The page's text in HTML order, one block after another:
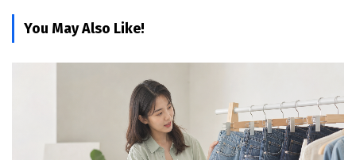
You May Also Like!